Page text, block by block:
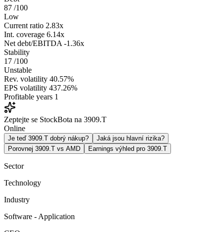
87 /100
Low
Current ratio 2.83x
Int. coverage 6.14x
Net debt/EBITDA -1.36x
Stability
17 /100
Unstable
Rev. volatility 40.57%
EPS volatility 437.26%
Profitable years 1
Zeptejte se StockBota na 3909.T
Online
Je teď 3909.T dobrý nákup?
Jaká jsou hlavní rizika?
Porovnej 3909.T vs AMD
Earnings výhled pro 3909.T
Sector
Technology
Industry
Software - Application